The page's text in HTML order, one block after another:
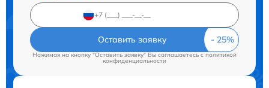
Оставить заявку
Нажимая на кнопку "Оставить заявку" Вы соглашаетесь cполитикой
конфиденциальности